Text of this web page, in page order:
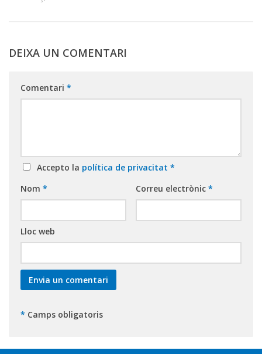
DEIXA UN COMENTARI
Comentari *
Accepto la política de privacitat *
Nom * Correu electrònic *
Lloc web
* Camps obligatoris